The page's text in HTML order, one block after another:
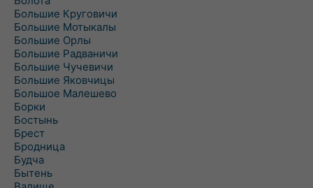
Большие Круговичи
Большие Мотыкалы
Большие Орлы
Большие Радваничи
Большие Чучевичи
Большие Яковчицы
Большое Малешево
Борки
Бостынь
Брест
Бродница
Будча
Бытень